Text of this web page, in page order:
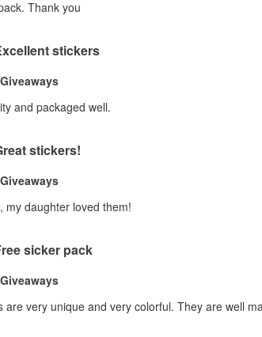
Thank you
stickers
and packaged well.
stickers!
my daughter loved them!
sicker pack
are very unique and very colorful. They are well